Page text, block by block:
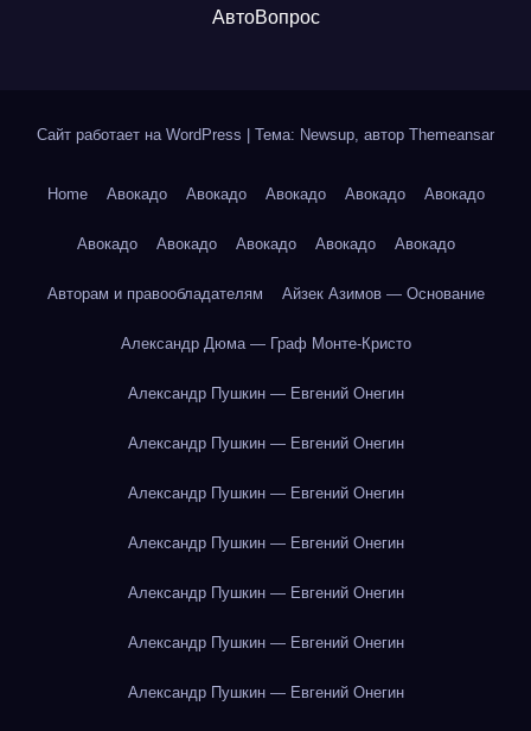
АвтоВопрос
Сайт работает на WordPress | Тема: Newsup, автор Themeansar
Home Авокадо Авокадо Авокадо Авокадо Авокадо
Авокадо Авокадо Авокадо Авокадо Авокадо
Авторам и правообладателям Айзек Азимов — Основание
Александр Дюма — Граф Монте-Кристо
Александр Пушкин — Евгений Онегин
Александр Пушкин — Евгений Онегин
Александр Пушкин — Евгений Онегин
Александр Пушкин — Евгений Онегин
Александр Пушкин — Евгений Онегин
Александр Пушкин — Евгений Онегин
Александр Пушкин — Евгений Онегин